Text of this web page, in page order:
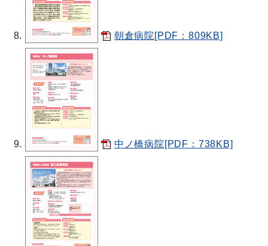
朝倉病院[PDF：809KB]
中ノ橋病院[PDF：738KB]